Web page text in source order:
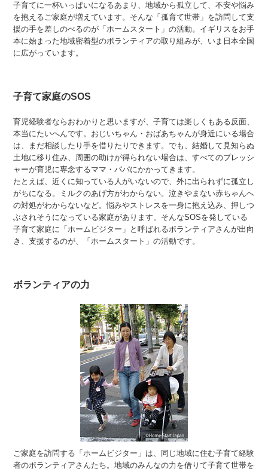
子育てに一杯いっぱいになるあまり、地域から孤立して、不安や悩み
を抱えるご家庭が増えています。そんな「孤育て世帯」を訪問して支
援の手を差しのべるのが「ホームスタート」の活動。イギリスをお手
本に始まった地域密着型のボランティアの取り組みが、いま日本全国
に広がっています。
子育て家庭のSOS
育児経験者ならおわかりと思いますが、子育ては楽しくもある反面、
本当にたいへんです。おじいちゃん・おばあちゃんが身近にいる場合
は、まだ相談したり手を借りたりできます。でも、結婚して見知らぬ
土地に移り住み、周囲の助けが得られない場合は、すべてのプレッシ
ャーが育児に専念するママ・パパにかかってきます。
たとえば、近くに知っている人がいないので、外に出られずに孤立し
がちになる。ミルクのあげ方がわからない。泣きやまない赤ちゃんへ
の対処がわからないなど。悩みやストレスを一身に抱え込み、押しつ
ぶされそうになっている家庭があります。そんなSOSを発している
子育て家庭に「ホームビジター」と呼ばれるボランティアさんが出向
き、支援するのが、「ホームスタート」の活動です。
ボランティアの力
ご家庭を訪問する「ホームビジター」は、同じ地域に住む子育て経験
者のボランティアさんたち。地域のみんなの力を借りて子育て世帯を